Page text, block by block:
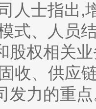
人士指出,
式、人员
股权相关
收、供应
发力的重